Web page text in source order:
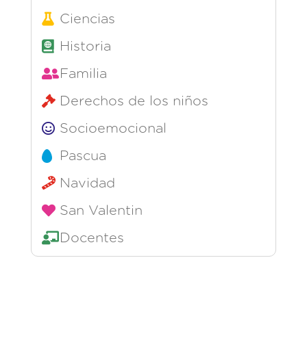
Ciencias
Historia
Familia
Derechos de los niños
Socioemocional
Pascua
Navidad
San Valentin
Docentes